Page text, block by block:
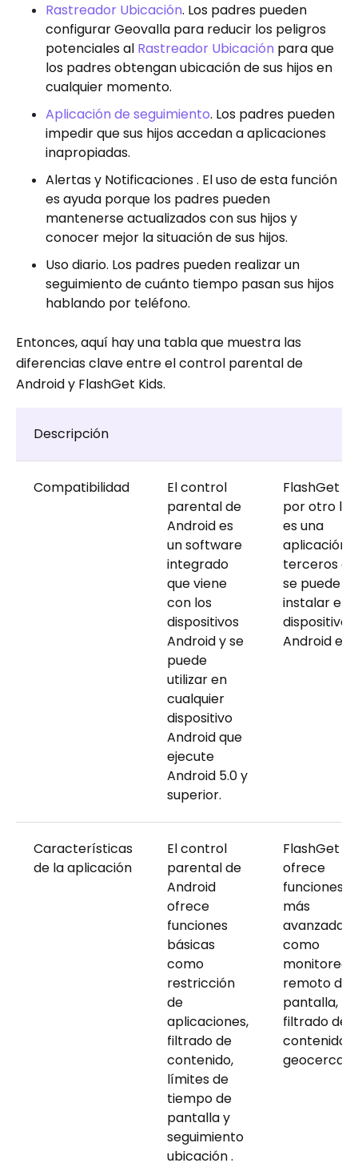
Rastreador Ubicación. Los padres pueden
configurar Geovalla para reducir los peligros
potenciales al Rastreador Ubicación para que
los padres obtengan ubicación de sus hijos en
cualquier momento.
Aplicación de seguimiento. Los padres pueden
impedir que sus hijos accedan a aplicaciones
inapropiadas.
Alertas y Notificaciones . El uso de esta función
es ayuda porque los padres pueden
mantenerse actualizados con sus hijos y
conocer mejor la situación de sus hijos.
Uso diario. Los padres pueden realizar un
seguimiento de cuánto tiempo pasan sus hijos
hablando por teléfono.
Entonces, aquí hay una tabla que muestra las
diferencias clave entre el control parental de
Android y FlashGet Kids.
Descripción
Compatibilidad
El control
parental de
Android es
un software
integrado
que viene
con los
dispositivos
Android y se
puede
utilizar en
cualquier
dispositivo
Android que
ejecute
Android 5.0 y
superior.
FlashGet
por otro
es una
aplicación
terceros
se puede
instalar en
dispositivos
Android e
Características
de la aplicación
El control
parental de
Android
ofrece
funciones
básicas
como
restricción
de
aplicaciones,
filtrado de
contenido,
límites de
tiempo de
pantalla y
seguimiento
ubicación .
FlashGet
ofrece
funciones
más
avanzadas,
como
monitoreo
remoto de
pantalla,
filtrado de
contenido y
geocercas.